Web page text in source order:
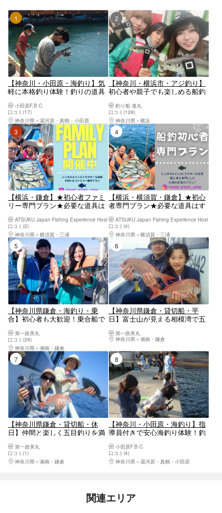
1位
【神奈川・小田原・海釣り】気
軽に本格釣り体験！釣りの道具
う！小田原F.B.C.
口コミ(17)
神奈川県
湯河原・真鶴・小田原
2位
【神奈川・横浜市・アジ釣り】
初心者や親子でも楽しめる船釣
釣り船 進丸
口コミ(128)
神奈川県
横浜
3位
【横浜・鎌倉】★初心者ファミ
リー専門プラン★必要な道具は
ラクター付き）
ATSUKU Japan Fishing Experience Host
口コミ(2)
神奈川県
横須賀・三浦
4位
【横浜・横須賀・鎌倉】★初心
者専門プラン★必要な道具はす
クター付き）
ATSUKU Japan Fishing Experience Host
口コミ(4)
神奈川県
横須賀・三浦
5位
【神奈川県鎌倉・海釣り・乗
合】初心者も大歓迎！乗合船で
第一政美丸
口コミ(29)
神奈川県
湘南・鎌倉
6位
【神奈川県鎌倉・貸切船・平
日】富士山が見える相模湾で五
第一政美丸
神奈川県
湘南・鎌倉
7位
【神奈川県鎌倉・貸切船・休
日】仲間と楽しく五目釣りを満
第一政美丸
口コミ(1)
神奈川県
湘南・鎌倉
8位
【神奈川・小田原・海釣り】指
導員付きで安心海釣り体験！釣
う！小田原F.B.C.
口コミ(4)
神奈川県
湯河原・真鶴・小田原
関連エリア